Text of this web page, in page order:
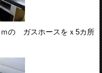
の ガスホースをｘ5カ所